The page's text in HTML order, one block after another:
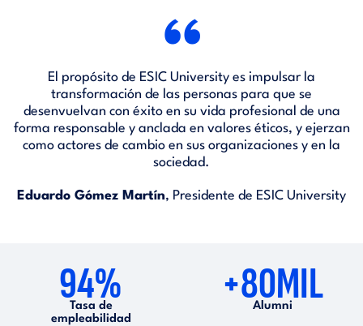
“
El propósito de ESIC University es impulsar la
transformación de las personas para que se
desenvuelvan con éxito en su vida profesional de una
forma responsable y anclada en valores éticos, y ejerzan
como actores de cambio en sus organizaciones y en la
sociedad.
Eduardo Gómez Martín, Presidente de ESIC University
94%
Tasa de
empleabilidad
+80MIL
Alumni